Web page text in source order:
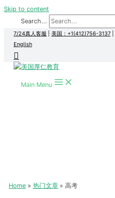
Skip to content
Search...
7/24真人客服 美国：+1(412)756-3137
English
Main Menu
Home 热门文章 高考